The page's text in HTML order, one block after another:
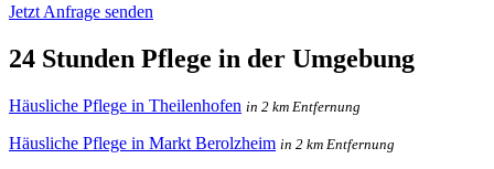
Jetzt Anfrage senden
24 Stunden Pflege in der Umgebung
Häusliche Pflege in Theilenhofen in 2 km Entfernung
Häusliche Pflege in Markt Berolzheim in 2 km Entfernung